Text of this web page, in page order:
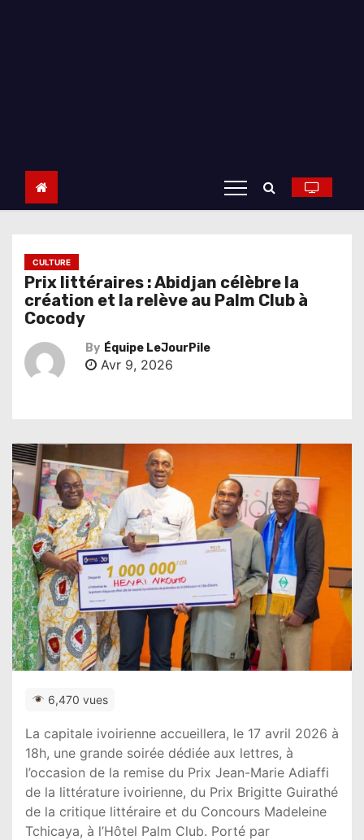
CULTURE
Prix littéraires : Abidjan célèbre la
création et la relève au Palm Club à
Cocody
By Équipe LeJourPile
Avr 9, 2026
6,470 vues
La capitale ivoirienne accueillera, le 17 avril 2026 à
18h, une grande soirée dédiée aux lettres, à
l’occasion de la remise du Prix Jean-Marie Adiaffi
de la littérature ivoirienne, du Prix Brigitte Guirathé
de la critique littéraire et du Concours Madeleine
Tchicaya, à l’Hôtel Palm Club. Porté par